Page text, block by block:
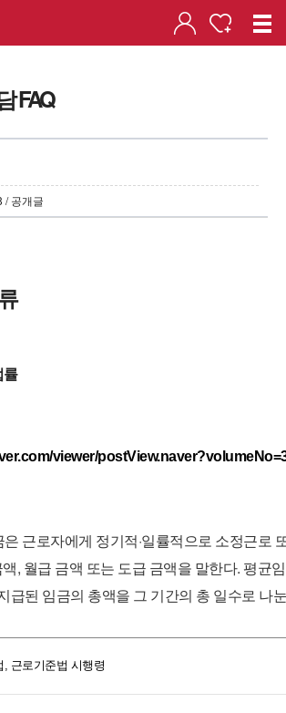
FAQ
/ 공개글
률
viewer/
근로자에게 정기적·일률적으로 소정근로
, 월급 금액 또는 도급 금액을 말한다. 평균
급된 임금의 총액을 그 기간의 총 일수로 나
, 근로기준법 시행령